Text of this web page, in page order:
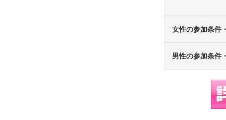
女性の参加条件
男性の参加条件